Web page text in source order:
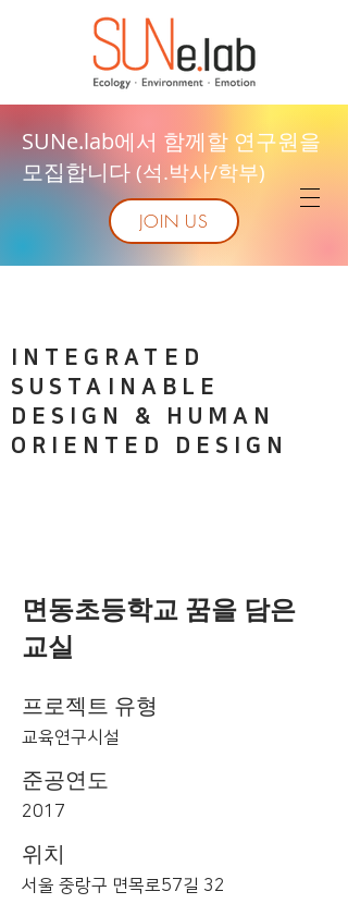
SUNe.lab에서 함께할 연구원을
모집합니다(석.박사/학부)
JOIN US
INTEGRATED
SUSTAINABLE
DESIGN & HUMAN
ORIENTED DESIGN
면동초등학교 꿈을 담은
교실
프로젝트 유형
교육연구시설
준공연도
2017
위치
서울 중랑구 면목로57길 32